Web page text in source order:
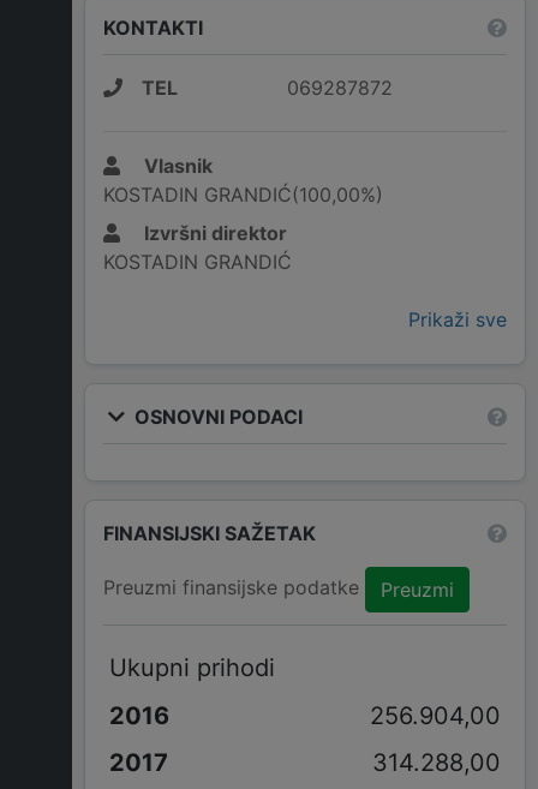
KONTAKTI
TEL 069287872
Vlasnik
KOSTADIN GRANDIĆ(100,00%)
Izvršni direktor
KOSTADIN GRANDIĆ
Prikaži sve
OSNOVNI PODACI
FINANSIJSKI SAŽETAK
Preuzmi finansijske podatke Preuzmi
Ukupni prihodi
256.904,00
314.288,00